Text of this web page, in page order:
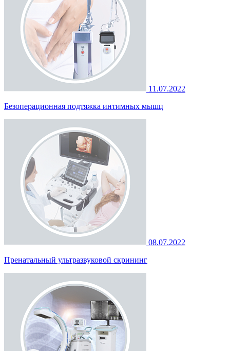
11.07.2022
Безоперационная подтяжка интимных мышц
08.07.2022
Пренатальный ультразвуковой скрининг